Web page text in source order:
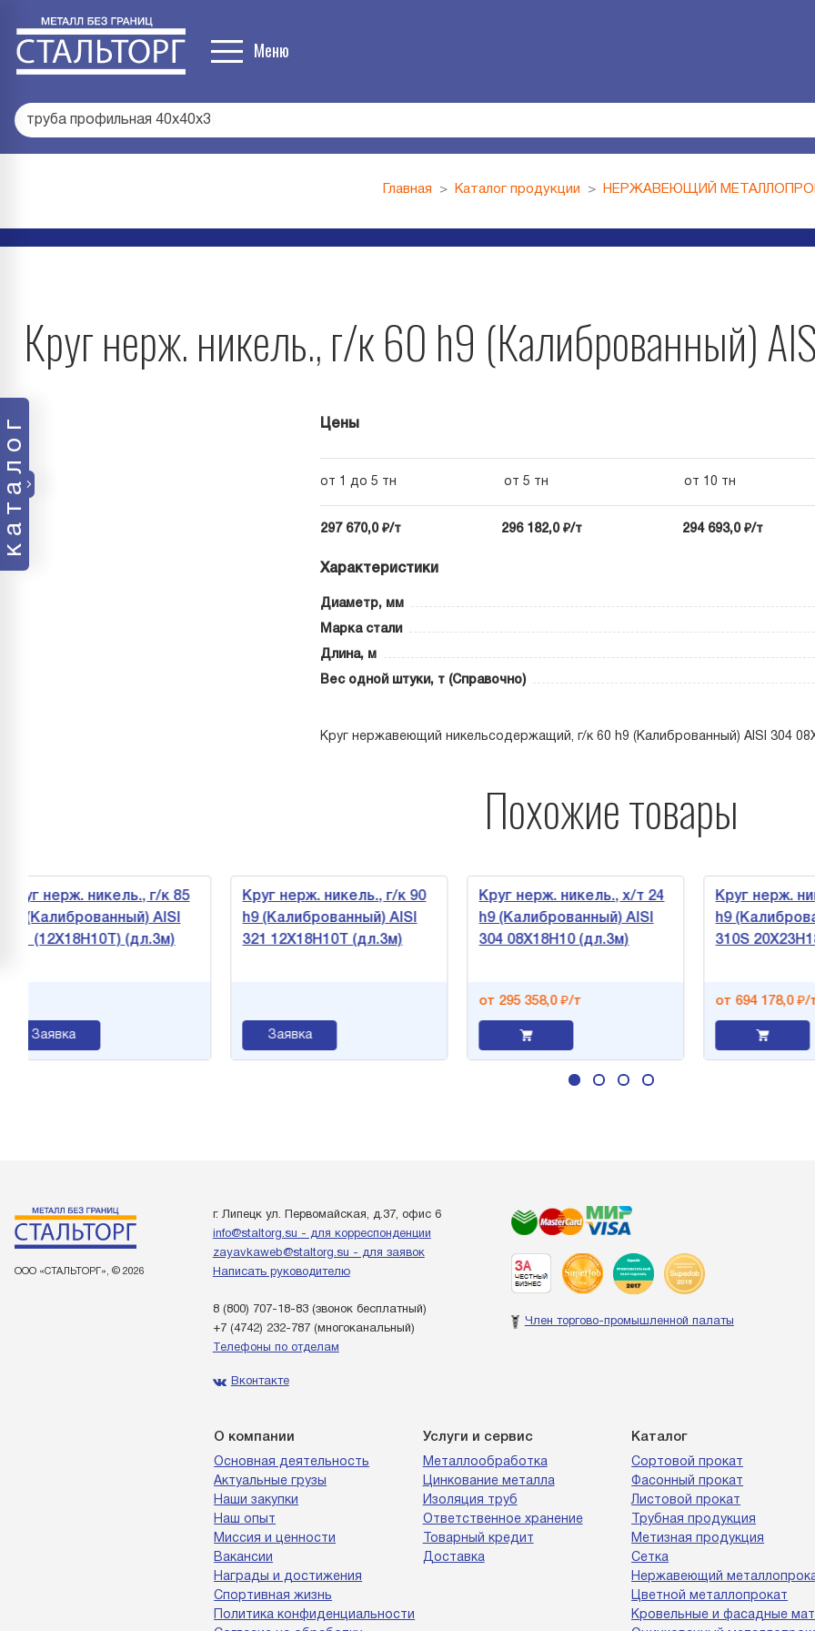
Меню
труба профильная 40х40х3
каталог
Главная Каталог продукции НЕРЖАВЕЮЩИЙ
Круг нерж. никель., г/к 60 h9 (Калиброванный)
Цены
от 1 до 5 тн от 5 тн от 10 тн
297 670,0 ₽/т 296 182,0 ₽/т 294 693,0 ₽/т
Характеристики
Диаметр, мм
Марка стали
Длина, м
Вес одной штуки, т (Справочно)
Круг нержавеющий никельсодержащий, г/к 60 h9 (Калиброванный) AISI 304
Похожие товары
никель., г/к 85
AISI
(дл.3м)
Круг нерж. никель., г/к 90
h9 (Калиброванный) AISI
321 12Х18Н10Т (дл.3м)
Круг нерж. никель., х/т 24
h9 (Калиброванный) AISI
304 08Х18Н10 (дл.3м)
от 295 358,0 ₽/т
Круг нерж. никель.,
h9 (Калиброванный)
310S 20Х23Н18
от 694 178,0 ₽/т
ООО «СТАЛЬТОРГ», © 2026
г. Липецк ул. Первомайская, д.37, офис 6
info@staltorg.su - для корреспонденции
zayavkaweb@staltorg.su - для заявок
Написать руководителю
8 (800) 707-18-83(звонок бесплатный)
+7 (4742) 232-787(многоканальный)
Телефоны по отделам
Вконтакте
О компании
Основная деятельность
Актуальные грузы
Наши закупки
Наш опыт
Миссия и ценности
Вакансии
Награды и достижения
Спортивная жизнь
Политика конфиденциальности
Услуги и сервис
Металлообработка
Цинкование металла
Изоляция труб
Ответственное хранение
Товарный кредит
Доставка
Каталог
Сортовой прокат
Фасонный прокат
Листовой прокат
Трубная продукция
Метизная продукция
Сетка
Нержавеющий
Цветной металлопрокат
Кровельные и фасадные
Член торгово-промышленной палаты